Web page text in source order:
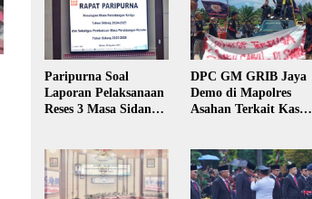
Paripurna Soal
Laporan Pelaksanaan
Reses 3 Masa Sidang
DPC GM GRIB Jaya
Demo di Mapolres
Asahan Terkait Kasus